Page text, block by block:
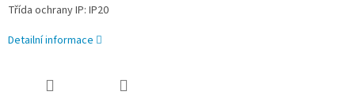
Třída ochrany IP: IP20
Detailní informace